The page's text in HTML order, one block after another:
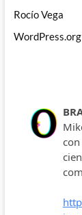
Rocío Vega
WordPress.org